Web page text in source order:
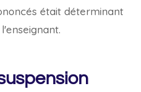
était déterminant